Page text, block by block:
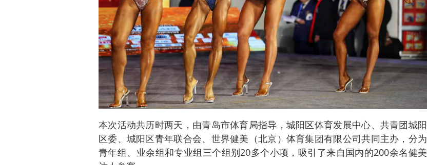
本次活动共历时两天，由青岛市体育局指导，城阳区体育发展中心、共青团城阳
区委、城阳区青年联合会、世界健美（北京）体育集团有限公司共同主办，分为
青年组、业余组和专业组三个组别20多个小项，吸引了来自国内的200余名健美